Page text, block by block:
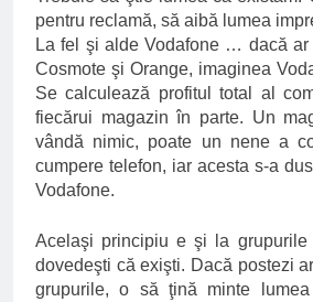
pentru reclamă, să aibă lumea
La fel şi alde Vodafone … dacă
Cosmote şi Orange, imaginea
Se calculează profitul total al
fiecărui magazin în parte. Un
vândă nimic, poate un nene a
cumpere telefon, iar acesta s-a
Vodafone.
Acelaşi principiu e şi la
dovedeşti că exişti. Dacă postezi
grupurile, o să ţină minte